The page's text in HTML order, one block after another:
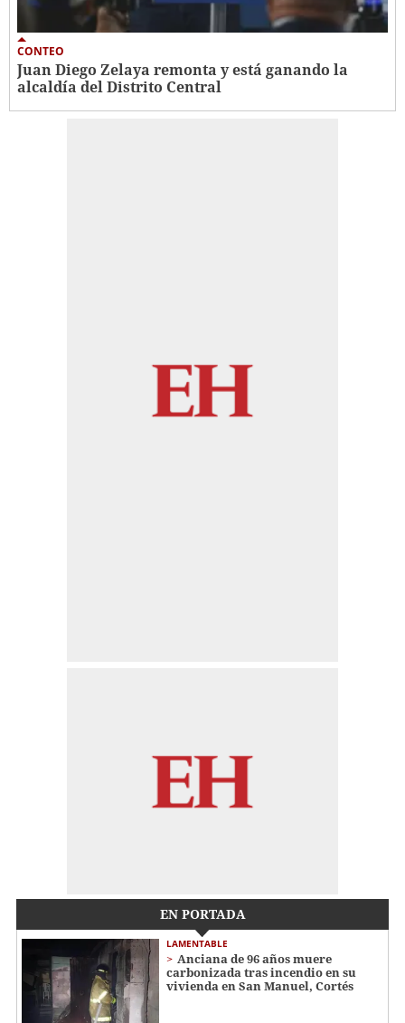
CONTEO
Juan Diego Zelaya remonta y está ganando la
alcaldía del Distrito Central
EN PORTADA
LAMENTABLE
Anciana de 96 años muere
carbonizada tras incendio en su
vivienda en San Manuel, Cortés